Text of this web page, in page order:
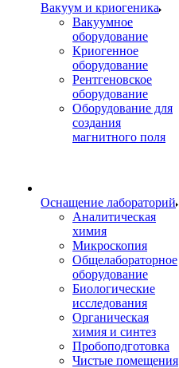
Вакуум и криогеника
Вакуумное
оборудование
Криогенное
оборудование
Рентгеновское
оборудование
Оборудование для
создания
магнитного поля
Оснащение лабораторий
Аналитическая
химия
Микроскопия
Общелабораторное
оборудование
Биологические
исследования
Органическая
химия и синтез
Пробоподготовка
Чистые помещения